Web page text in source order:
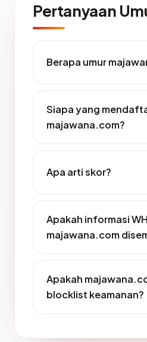
Pertanyaan
Berapa umur
Siapa yang
majawana.com?
Apa arti skor?
Apakah informasi
majawana.com
Apakah
blocklist keamanan?